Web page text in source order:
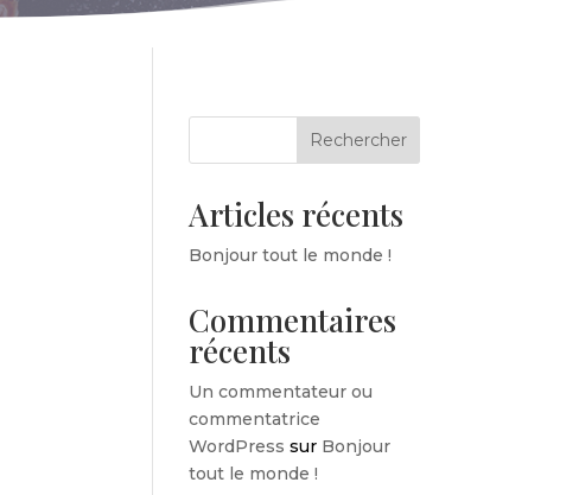
Rechercher
Articles récents
Bonjour tout le monde !
Commentaires
récents
Un commentateur ou
commentatrice
WordPress sur Bonjour
tout le monde !